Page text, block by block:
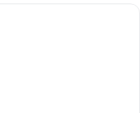
Una camera d'albergo moderna